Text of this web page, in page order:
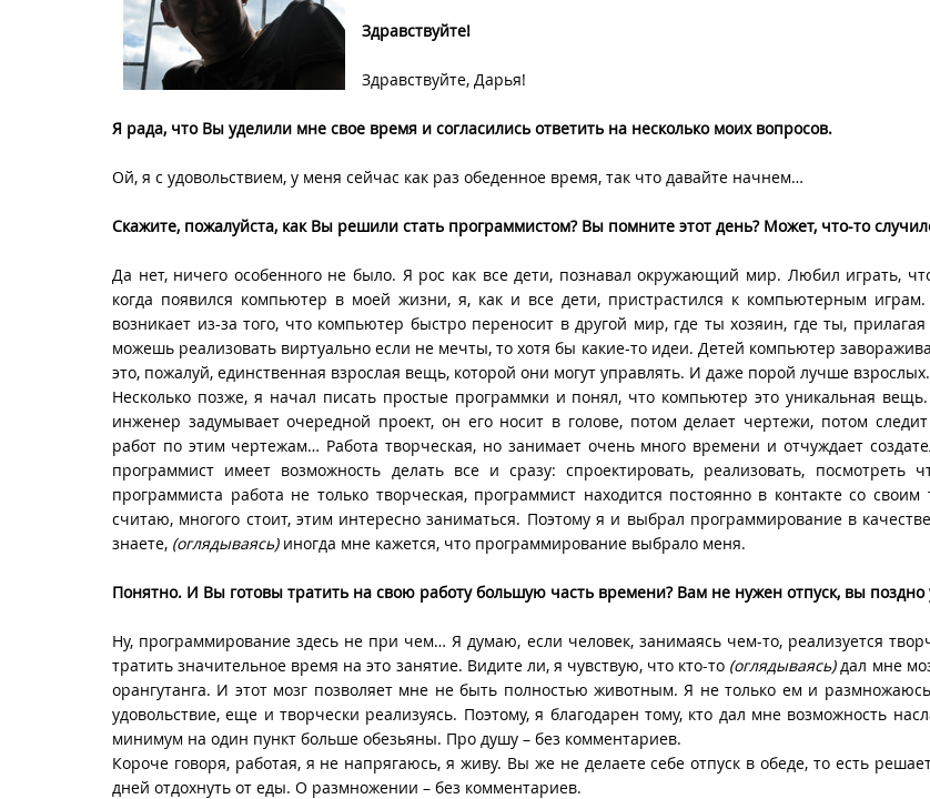
Здравствуйте!
Здравствуйте, Дарья!
Я рада, что Вы уделили мне свое время и согласились ответить на несколько моих вопросов.
Ой, я с удовольствием, у меня сейчас как раз обеденное время, так что давайте начнем…
Скажите, пожалуйста, как Вы решили стать программистом? Вы помните этот день? Может, что-то
Да нет, ничего особенного не было. Я рос как все дети, познавал окружающий мир. Любил играть,
когда появился компьютер в моей жизни, я, как и все дети, пристрастился к компьютерным играм.
возникает из-за того, что компьютер быстро переносит в другой мир, где ты хозяин, где ты,
можешь реализовать виртуально если не мечты, то хотя бы какие-то идеи. Детей компьютер
это, пожалуй, единственная взрослая вещь, которой они могут управлять. И даже порой лучше взрослых.
Несколько позже, я начал писать простые программки и понял, что компьютер это уникальная вещь.
инженер задумывает очередной проект, он его носит в голове, потом делает чертежи, потом
работ по этим чертежам… Работа творческая, но занимает очень много времени и отчуждает
программист имеет возможность делать все и сразу: спроектировать, реализовать, посмотреть
программиста работа не только творческая, программист находится постоянно в контакте со
считаю, многого стоит, этим интересно заниматься. Поэтому я и выбрал программирование в
знаете, (оглядываясь)иногда мне кажется, что программирование выбрало меня.
Понятно. И Вы готовы тратить на свою работу большую часть времени? Вам не нужен отпуск, вы поздно
Ну, программирование здесь не при чем… Я думаю, если человек, занимаясь чем-то, реализуется
тратить значительное время на это занятие. Видите ли, я чувствую, что кто-то (оглядываясь)дал мне
орангутанга. И этот мозг позволяет мне не быть полностью животным. Я не только ем и
удовольствие, еще и творчески реализуясь. Поэтому, я благодарен тому, кто дал мне возможность
минимум на один пункт больше обезьяны. Про душу – без комментариев.
Короче говоря, работая, я не напрягаюсь, я живу. Вы же не делаете себе отпуск в обеде, то есть
дней отдохнуть от еды. О размножении – без комментариев.